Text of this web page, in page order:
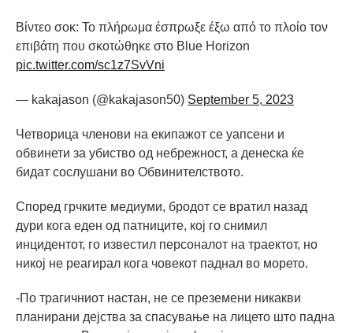
Βίντεο σοκ: Το πλήρωμα έσπρωξε έξω από το πλοίο τον
επιβάτη που σκοτώθηκε στο Blue Horizon
pic.twitter.com/sc1z7SvVni
— kakajason (@kakajason50) September 5, 2023
Четворица членови на екипажот се уапсени и
обвинети за убиство од небрежност, а денеска ќе
бидат сослушани во Обвинителството.
Според грчките медиуми, бродот се вратил назад
дури кога еден од патниците, кој го снимил
инцидентот, го известил персоналот на траектот, но
никој не реагирал кога човекот паднал во морето.
-По трагичниот настан, не се преземени никакви
планирани дејства за спасување на лицето што падна